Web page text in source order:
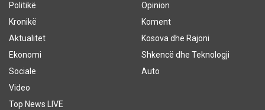
Politikë
Kronikë
Aktualitet
Ekonomi
Sociale
Video
Top News LIVE
Opinion
Koment
Kosova dhe Rajoni
Shkencë dhe Teknologji
Auto